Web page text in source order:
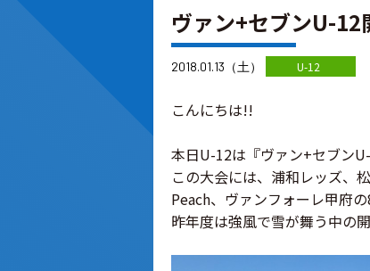
ヴァン+セブンU-12
2018.01.13（土） U-12
こんにちは!!
本日U-12は『ヴァン+セブン
この大会には、浦和レッズ、
Peach、ヴァンフォーレ甲府
昨年度は強風で雪が舞う中の